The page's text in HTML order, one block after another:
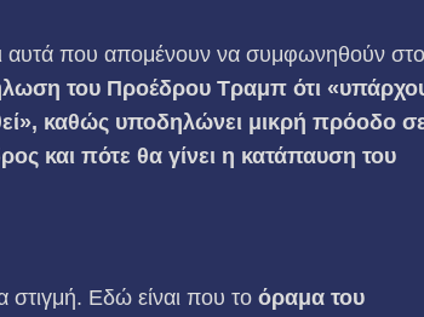
αυτά που απομένουν να συμφωνηθούν στο
του Προέδρου Τραμπ ότι
καθώς υποδηλώνει μικρή πρόοδο
και πότε θα γίνει η κατάπαυση του
στιγμή. Εδώ είναι που το όραμα του